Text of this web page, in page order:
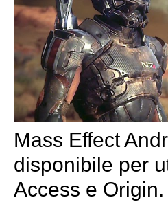
Mass Effect
disponibile per
Access e Origin.